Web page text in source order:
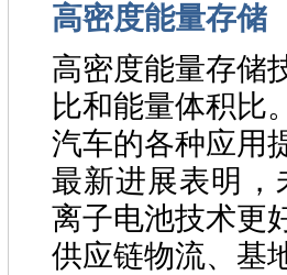
高密度能量存储
高密度能量存储
比和能量体积比
汽车的各种应用
最新进展表明
离子电池技术更
供应链物流、基